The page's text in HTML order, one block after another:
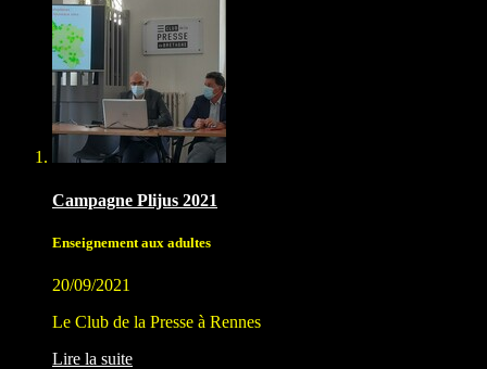
Campagne Plijus 2021
Enseignement aux adultes
20/09/2021
Le Club de la Presse à Rennes
Lire la suite